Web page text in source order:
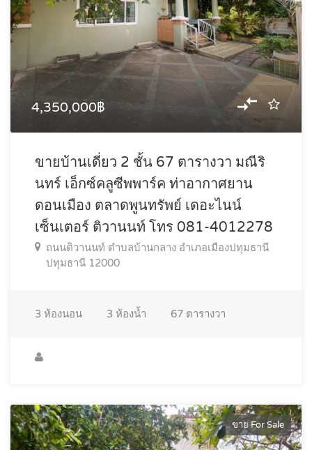
4,350,000฿
ขายบ้านเดี่ยว 2 ชั้น 67 ตารางวา มณีริ
นทร์ เอ็กซ์คลูซีพพาร์ค ท่าอากาศยาน
ดอนเมือง ตลาดพูนทรัพย์ เดอะไนน์
เซ็นเตอร์ ติวานนท์ โทร 081-4012278
ถนนติวานนท์ ตำบลบ้านกลาง อำเภอเมืองปทุมธานี
ปทุมธานี 12000
3 ห้องนอน 3 ห้องน้ำ 67 ตารางวา
ขาย For Sale